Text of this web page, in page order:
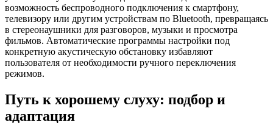
возможность беспроводного подключения к смартфону,
телевизору или другим устройствам по Bluetooth, превращаясь
в стереонаушники для разговоров, музыки и просмотра
фильмов. Автоматические программы настройки под
конкретную акустическую обстановку избавляют
пользователя от необходимости ручного переключения
режимов.
Путь к хорошему слуху: подбор и
адаптация